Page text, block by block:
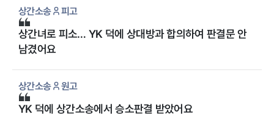
상간소송 피고
상간녀로 피소… YK 덕에 상대방과 합의하여 판결문 안
남겼어요
상간소송 원고
YK 덕에 상간소송에서 승소판결 받았어요